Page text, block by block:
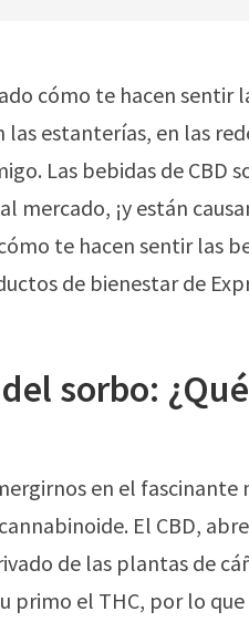
cómo te hacen sentir
las estanterías, en las
Las bebidas de CBD
mercado, ¡y están
te hacen sentir las
de bienestar de
sorbo:
en el fascinante
El CBD,
de las plantas de
primo el THC, por lo